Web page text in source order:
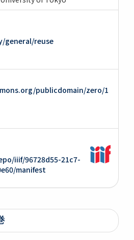
general/reuse
publicdomain/zero/1
iiif/96728d55-21c7-
manifest